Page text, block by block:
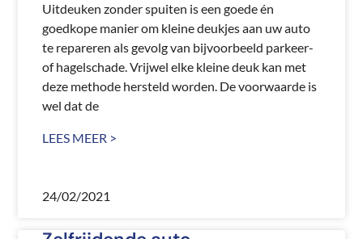
Uitdeuken zonder spuiten is een goede én
goedkope manier om kleine deukjes aan uw auto
te repareren als gevolg van bijvoorbeeld parkeer-
of hagelschade. Vrijwel elke kleine deuk kan met
deze methode hersteld worden. De voorwaarde is
wel dat de
LEES MEER >
24/02/2021